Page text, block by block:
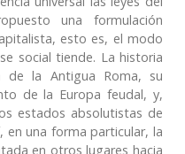
una formulación
esto es, el modo
social tiende. La historia
de la Antigua Roma, su
de la Europa feudal, y,
estados absolutistas de
en una forma particular, la
en otros lugares hacia